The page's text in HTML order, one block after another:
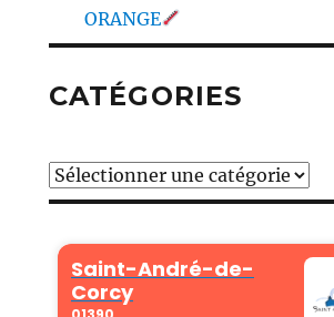
ORANGE
CATÉGORIES
Catégories